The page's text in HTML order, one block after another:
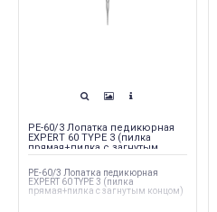
PE-60/3 Лопатка педикюрная
EXPERT 60 TYPE 3 (пилка
прямая+пилка с загнутым
концом)
PE-60/3 Лопатка педикюрная
EXPERT 60 TYPE 3 (пилка
прямая+пилка с загнутым концом)